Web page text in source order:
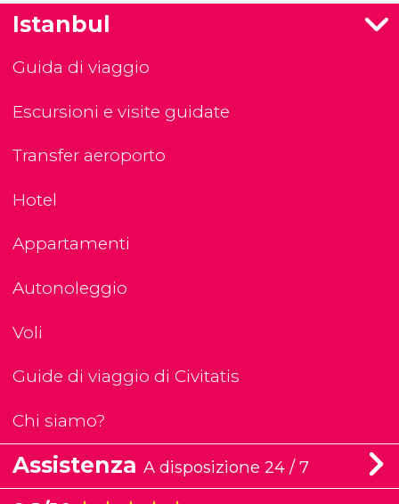
Istanbul
Guida di viaggio
Escursioni e visite guidate
Transfer aeroporto
Hotel
Appartamenti
Autonoleggio
Voli
Guide di viaggio di Civitatis
Chi siamo?
Assistenza A disposizione 24 / 7